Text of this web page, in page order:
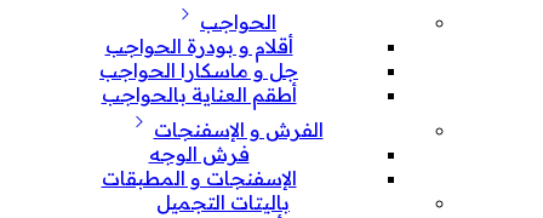
الحواجب
أقلام و بودرة الحواجب
جل و ماسكارا الحواجب
أطقم العناية بالحواجب
الفرش و الإسفنجات
فرش الوجه
الإسفنجات و المطبقات
باليتات التجميل